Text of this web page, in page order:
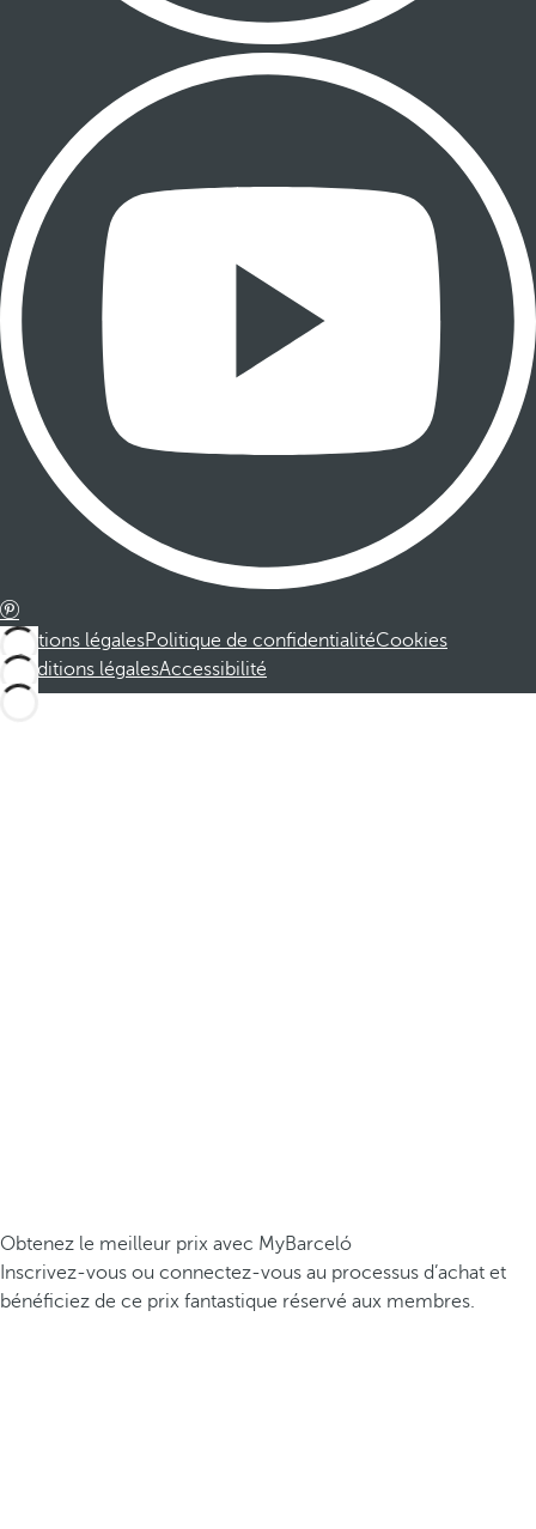
Mentions légalesPolitique de confidentialitéCookies
Conditions légalesAccessibilité
Obtenez le meilleur prix avec MyBarceló
Inscrivez-vous ou connectez-vous au processus d’achat et
bénéficiez de ce prix fantastique réservé aux membres.